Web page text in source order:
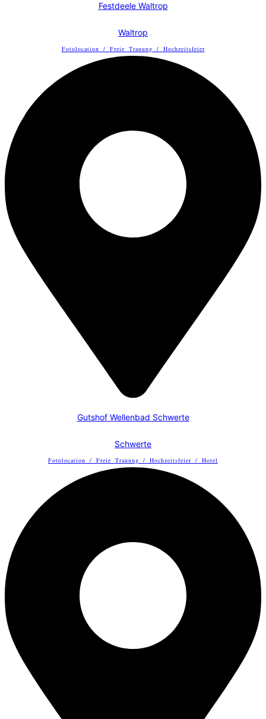
Festdeele Waltrop
Waltrop
Fotolocation / Freie Trauung / Hochzeitsfeier
Gutshof Wellenbad Schwerte
Schwerte
Fotolocation / Freie Trauung / Hochzeitsfeier / Hotel